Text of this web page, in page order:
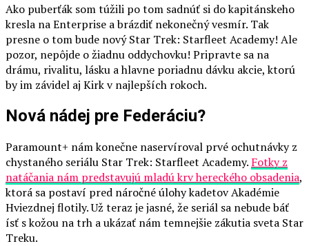
Ako puberťák som túžili po tom sadnúť si do kapitánskeho
kresla na Enterprise a brázdiť nekonečný vesmír. Tak
presne o tom bude nový Star Trek: Starfleet Academy! Ale
pozor, nepôjde o žiadnu oddychovku! Pripravte sa na
drámu, rivalitu, lásku a hlavne poriadnu dávku akcie, ktorú
by im závidel aj Kirk v najlepších rokoch.
Nová nádej pre Federáciu?
Paramount+ nám konečne naservíroval prvé ochutnávky z
chystaného seriálu Star Trek: Starfleet Academy. Fotky z
natáčania nám predstavujú mladú krv hereckého obsadenia,
ktorá sa postaví pred náročné úlohy kadetov Akadémie
Hviezdnej flotily. Už teraz je jasné, že seriál sa nebude báť
ísť s kožou na trh a ukázať nám temnejšie zákutia sveta Star
Treku.